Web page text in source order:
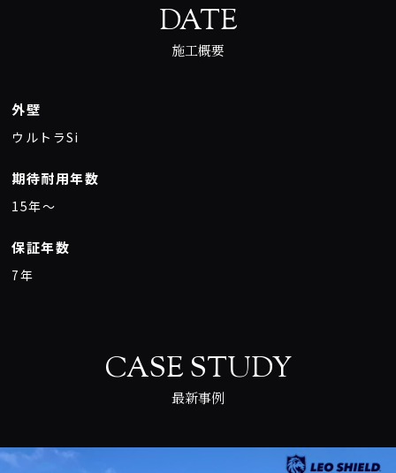
DATE
施工概要
外壁
ウルトラSi
期待耐用年数
15年〜
保証年数
7年
CASE STUDY
最新事例